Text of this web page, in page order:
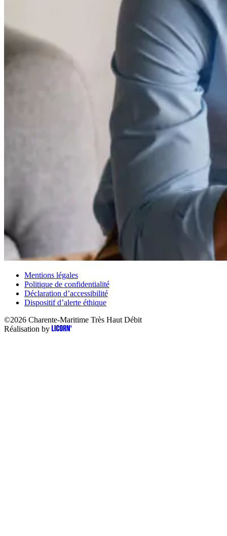
Mentions légales
Politique de confidentialité
Déclaration d’accessibilité
Dispositif d’alerte éthique
©2026 Charente-Maritime Très Haut Débit
Réalisation by